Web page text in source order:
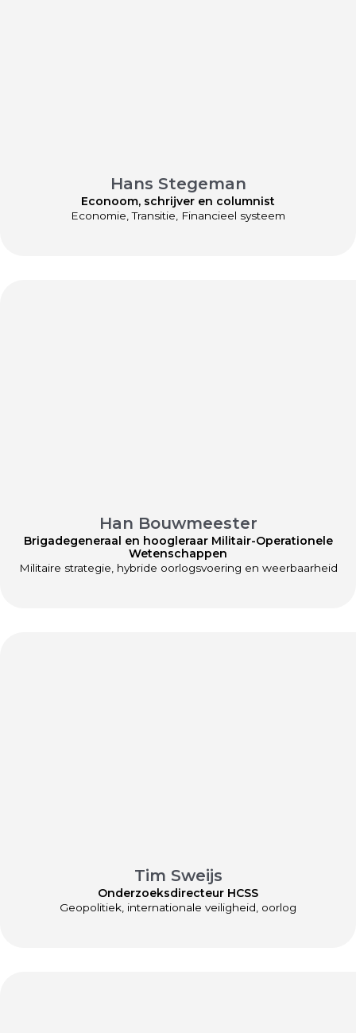
Hans Stegeman
Econoom, schrijver en columnist
Economie, Transitie, Financieel systeem
Han Bouwmeester
Brigadegeneraal en hoogleraar Militair-Operationele
Wetenschappen
Militaire strategie, hybride oorlogsvoering en weerbaarheid
Tim Sweijs
Onderzoeksdirecteur HCSS
Geopolitiek, internationale veiligheid, oorlog